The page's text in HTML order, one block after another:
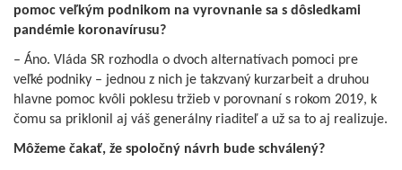
pomoc veľkým podnikom na vyrovnanie sa s dôsledkami
pandémie koronavírusu?
– Áno. Vláda SR rozhodla o dvoch alternatívach pomoci pre
veľké podniky – jednou z nich je takzvaný kurzarbeit a druhou
hlavne pomoc kvôli poklesu tržieb v porovnaní s rokom 2019, k
čomu sa priklonil aj váš generálny riaditeľ a už sa to aj realizuje.
Môžeme čakať, že spoločný návrh bude schválený?